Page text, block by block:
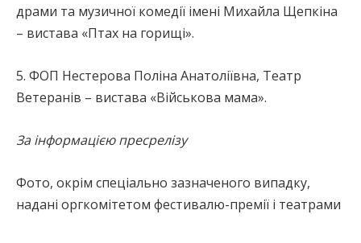
драми та музичної комедії імені Михайла Щепкіна
– вистава «Птах на горищі».
5. ФОП Нестерова Поліна Анатоліївна, Театр
Ветеранів – вистава «Військова мама».
За інформацією пресрелізу
Фото, окрім спеціально зазначеного випадку,
надані оргкомітетом фестивалю-премії і театрами